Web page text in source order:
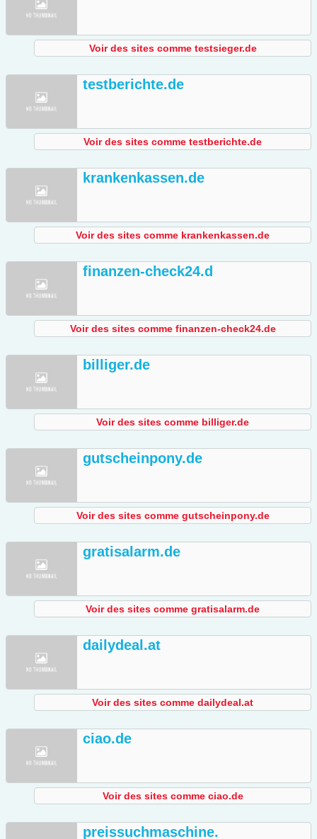
Voir des sites comme testsieger.de
testberichte.de
Voir des sites comme testberichte.de
krankenkassen.de
Voir des sites comme krankenkassen.de
finanzen-check24.d
Voir des sites comme finanzen-check24.de
billiger.de
Voir des sites comme billiger.de
gutscheinpony.de
Voir des sites comme gutscheinpony.de
gratisalarm.de
Voir des sites comme gratisalarm.de
dailydeal.at
Voir des sites comme dailydeal.at
ciao.de
Voir des sites comme ciao.de
preissuchmaschine.